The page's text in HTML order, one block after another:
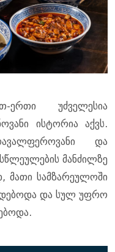
ერთი უძველესია
ისტორია აქვს.
და
მანძილზე
მათი სამზარეულოში
და სულ უფრო